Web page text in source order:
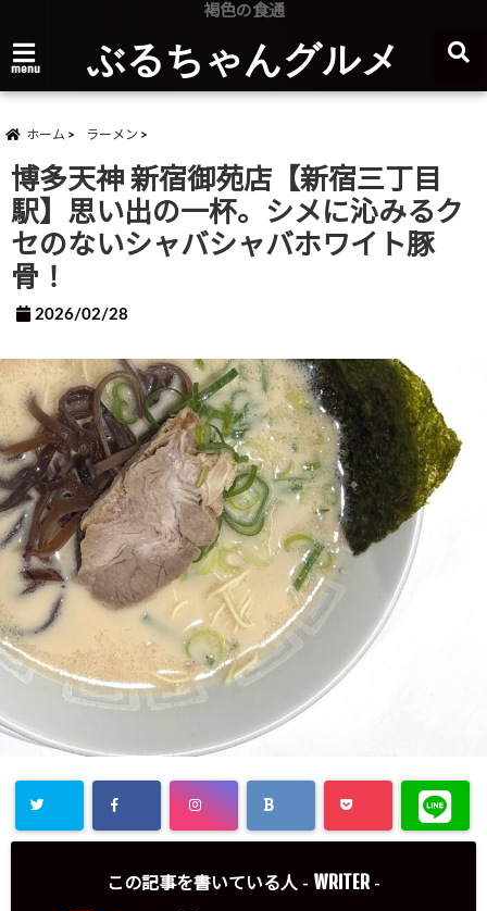
褐色の食通
menu ぶるちゃんグルメ
ホーム ラーメン
博多天神 新宿御苑店【新宿三丁目
駅】思い出の一杯。シメに沁みるク
セのないシャバシャバホワイト豚
骨！
2026/02/28
この記事を書いている人 - WRITER -